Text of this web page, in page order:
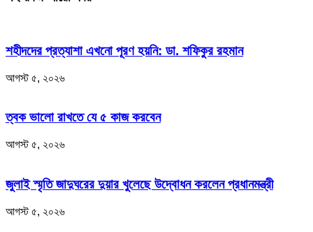
শহীদদের প্রত্যাশা এখনো পূরণ হয়নি: ডা. শফিকুর রহমান
আগস্ট ৫, ২০২৬
ত্বক ভালো রাখতে যে ৫ কাজ করবেন
আগস্ট ৫, ২০২৬
জুলাই স্মৃতি জাদুঘরের দুয়ার খুলেছে উদ্বোধন করলেন প্রধানমন্ত্রী
আগস্ট ৫, ২০২৬